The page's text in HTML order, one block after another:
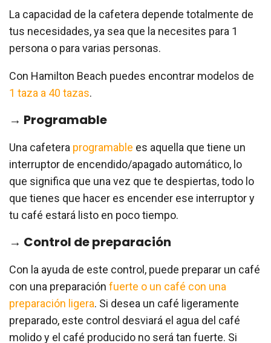
La capacidad de la cafetera depende totalmente de
tus necesidades, ya sea que la necesites para 1
persona o para varias personas.
Con Hamilton Beach puedes encontrar modelos de
1 taza a 40 tazas.
→ Programable
Una cafetera programable es aquella que tiene un
interruptor de encendido/apagado automático, lo
que significa que una vez que te despiertas, todo lo
que tienes que hacer es encender ese interruptor y
tu café estará listo en poco tiempo.
→ Control de preparación
Con la ayuda de este control, puede preparar un café
con una preparación fuerte o un café con una
preparación ligera. Si desea un café ligeramente
preparado, este control desviará el agua del café
molido y el café producido no será tan fuerte. Si